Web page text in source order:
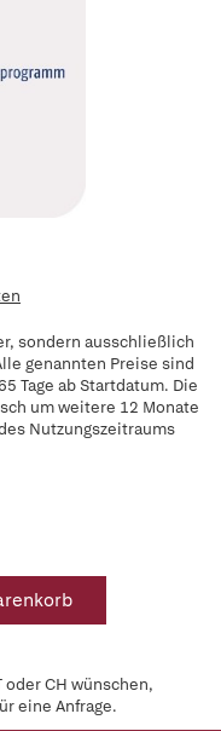
sondern ausschließlich
genannten Preise sind
Tage ab Startdatum. Die
um weitere 12 Monate
Nutzungszeitraums
oder CH wünschen,
eine Anfrage.